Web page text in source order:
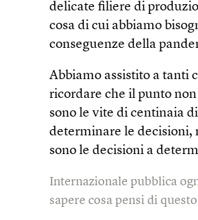
delicate filiere di
cosa di cui abbiamo
conseguenze della
Abbiamo assistito a tanti
ricordare che il punto
sono le vite di centinaia
determinare le decisioni,
sono le decisioni a
Internazionale pubblica
sapere cosa pensi di